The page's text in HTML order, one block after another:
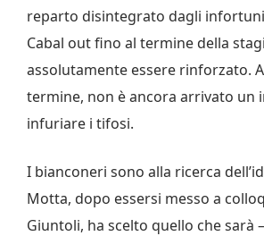
reparto disintegrato dagli
Cabal out fino al termine della
assolutamente essere rinforzato.
termine, non è ancora arrivato un
infuriare i tifosi.
I bianconeri sono alla ricerca
Motta, dopo essersi messo a
Giuntoli, ha scelto quello che sarà